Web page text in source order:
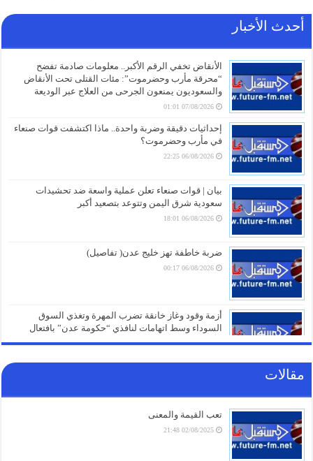
أحدث الأخبار
الأنقاض تخفي الرقم الأكبر.. معلومات صادمة تفضح
“محرقة مأرب وحضرموت”: مئات القتلى تحت الأنقاض
والسعوديون يمنعون الجرحى من العلاج عبر الوديعة
07/08/2026 01:01
إحداثيات دقيقة وضربة واحدة.. ماذا اكتشفت قوات صنعاء
في مأرب وحضرموت؟
06/08/2026 22:25
بيان | قوات صنعاء تعلن عملية واسعة ضد تحشيدات
سعودية شرق اليمن وتتوعد بتصعيد أكبر
06/08/2026 18:01
ضربة خاطفة تهز خليج عدن( تفاصيل)
06/08/2026 00:17
أزمة وقود وغاز خانقة تضرب المهرة وتغذي السوق
السوداء وسط اتهامات لنافذي “حكومة عدن” بافتعال
الأزمات
صنعاء تلتزم الصمت.. من يقف خلف غرق السفينة الهندية في البحر الأحمر؟
مقالات
تعب القيمة والمعنى
02/08/2025 21:48